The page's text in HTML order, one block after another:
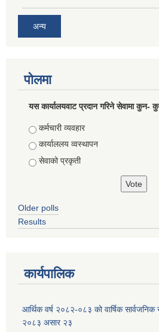
अन्य
पोलमा
यस कार्यालयवाट प्रदान गरिने सेवामा कुन-
Choices
कर्मचारी व्यवहार
कार्याललय व्वस्थापन
सेवाको प्रकृती
Older polls
Results
कार्यपालिक
आर्थिक वर्ष २०८२-०८३ को वार्षिक
२०८३ असार २३